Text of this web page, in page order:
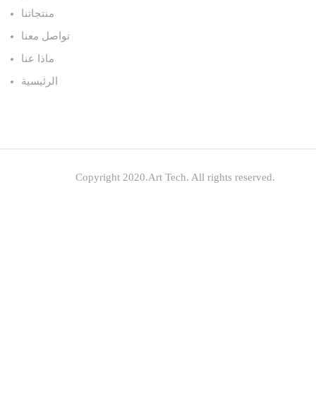
منتجاتنا
تواصل معنا
ماذا عنا
الرئيسية
Copyright 2020.Art Tech. All rights reserved.